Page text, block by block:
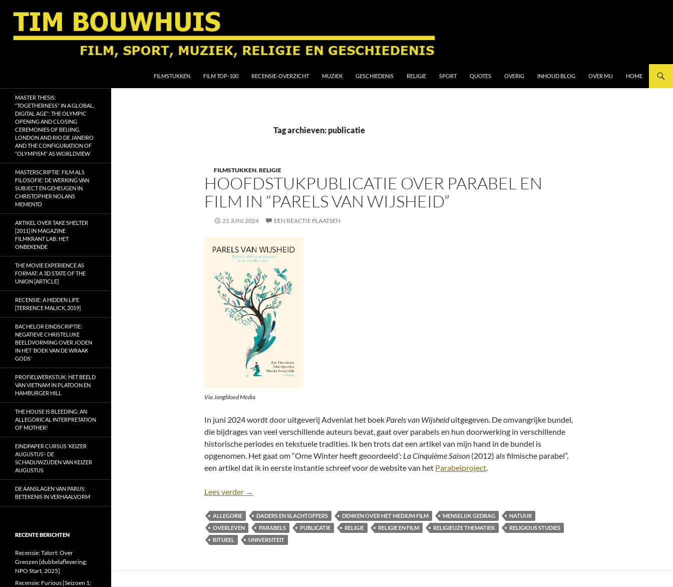
naar
inhoud
FILMSTUKKEN FILM TOP-100 RECENSIE-OVERZICHT MUZIEK GESCHIEDENIS RELIGIE SPORT QUOTES OVERIG INHOUD BLOG OVER MIJ HOME
Tag archieven: publicatie
FILMSTUKKEN,RELIGIE
HOOFDSTUKPUBLICATIE OVER PARABEL EN
FILM IN “PARELS VAN WIJSHEID”
21 JUNI 2024 EEN REACTIE PLAATSEN
Via Jongbloed Media
In juni 2024 wordt door uitgeverij Adveniat het boek Parels van Wijsheiduitgegeven. De omvangrijke bundel,
die bijdrages van veel verschillende auteurs bevat, gaat over parabels en hun doorwerking in verschillende
historische periodes en tekstuele tradities. Ik ben trots dat een artikel van mijn hand in de bundel is
opgenomen. Het gaat om “Ome Winter heeft geoordeeld’: La Cinquième Saison (2012) als filmische parabel”,
een artikel dat ik in eerste instantie schreef voor de website van het Parabelproject.
Lees verder Hoofdstukpublicatie over parabel en film in “Parels van Wijsheid”
→
ALLEGORIE DADERS EN SLACHTOFFERS DENKEN OVER HET MEDIUM FILM MENSELIJK GEDRAG
NATUUR
OVERLEVEN
PARABELS PUBLICATIE RELIGIE RELIGIE EN FILM RELIGIEUZE THEMATIEK
RELIGIOUS STUDIES
RITUEEL
UNIVERSITEIT
geschiedenis
MASTER THESIS:
“TOGETHERNESS” IN A GLOBAL,
DIGITAL AGE”: THE OLYMPIC
OPENING AND CLOSING
CEREMONIES OF BEIJING,
LONDON AND RIO DE JANEIRO
AND THE CONFIGURATION OF
“OLYMPISM” AS WORLDVIEW
MASTERSCRIPTIE: FILM ALS
FILOSOFIE: DE WERKING VAN
SUBJECT EN GEHEUGEN IN
CHRISTOPHER NOLANS
MEMENTO
ARTIKEL OVER TAKE SHELTER
[2011] IN MAGAZINE
FILMKRANT LAB: HET
ONBEKENDE
THE MOVIE EXPERIENCE AS
FORMAT: A 3D STATE OF THE
UNION [ARTICLE]
RECENSIE: A HIDDEN LIFE
[TERRENCE MALICK, 2019]
BACHELOR EINDSCRIPTIE:
NEGATIEVE CHRISTELIJKE
BEELDVORMING OVER JODEN
IN HET ‘BOEK VAN DE WRAAK
GODS’
PROFIELWERKSTUK: HET BEELD
VAN VIETNAM IN PLATOON EN
HAMBURGER HILL
THE HOUSE IS BLEEDING: AN
ALLEGORICAL INTERPRETATION
OF MOTHER!
EINDPAPER CURSUS ‘KEIZER
AUGUSTUS’- DE
SCHADUWZIJDEN VAN KEIZER
AUGUSTUS
DE AANSLAGEN VAN PARIJS:
BETEKENIS IN VERHAALVORM
RECENTE BERICHTEN
Recensie: Tatort: Over
Grenzen [dubbelaflevering;
NPO Start, 2025]
Recensie: Furious [Seizoen 1;